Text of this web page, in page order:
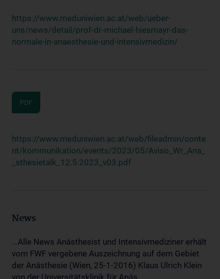
https://www.meduniwien.ac.at/web/ueber-
uns/news/detail/prof-dr-michael-hiesmayr-das-
normale-in-anaesthesie-und-intensivmedizin/
PDF
https://www.meduniwien.ac.at/web/fileadmin/conte
nt/kommunikation/events/2023/05/Aviso_Wr_Ana_
_sthesietalk_12.5.2023_v03.pdf
News
...Alle News Anästhesist und Intensivmediziner erhält
vom FWF vergebene Auszeichnung auf dem Gebiet
der Anästhesie (Wien, 25-1-2016) Klaus Ulrich Klein
von der Universitätsklinik für Anäs...